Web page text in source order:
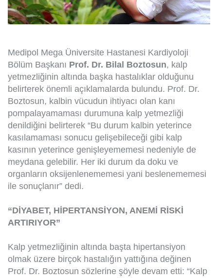
Medipol Mega Üniversite Hastanesi Kardiyoloji
Bölüm Başkanı Prof. Dr. Bilal Boztosun, kalp
yetmezliğinin altında başka hastalıklar olduğunu
belirterek önemli açıklamalarda bulundu. Prof. Dr.
Boztosun, kalbin vücudun ihtiyacı olan kanı
pompalayamaması durumuna kalp yetmezliği
denildiğini belirterek “Bu durum kalbin yeterince
kasılamaması sonucu gelişebileceği gibi kalp
kasının yeterince genişleyememesi nedeniyle de
meydana gelebilir. Her iki durum da doku ve
organların oksijenlenememesi yani beslenememesi
ile sonuçlanır” dedi.
“DİYABET, HİPERTANSİYON, ANEMİ RİSKİ
ARTIRIYOR”
Kalp yetmezliğinin altında başta hipertansiyon
olmak üzere birçok hastalığın yattığına değinen
Prof. Dr. Boztosun sözlerine şöyle devam etti: “Kalp